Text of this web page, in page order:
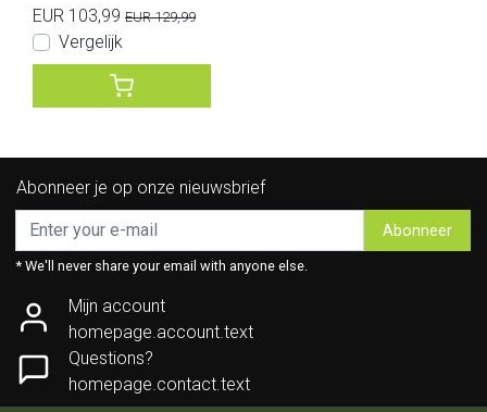
EUR 103,99 EUR 129,99
Vergelijk
Abonneer je op onze nieuwsbrief
Abonneer
* We'll never share your email with anyone else.
Mijn account
homepage.account.text
Questions?
homepage.contact.text